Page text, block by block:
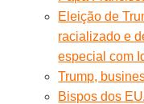
Eleição de
racializado e
especial com
Trump,
Bispos dos